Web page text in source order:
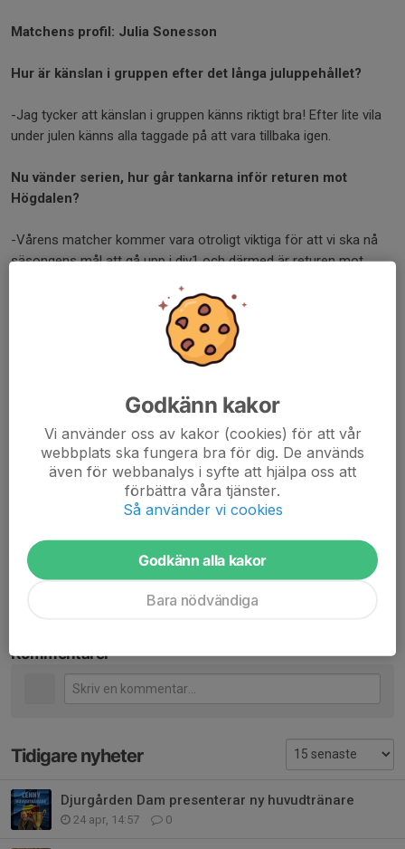
Matchens profil: Julia Sonesson
Hur är känslan i gruppen efter det långa juluppehållet?
-Jag tycker att känslan i gruppen känns riktigt bra! Efter lite vila
under julen känns alla taggade på att vara tillbaka igen.
Nu vänder serien, hur går tankarna inför returen mot
Högdalen?
-Vårens matcher kommer vara otroligt viktiga för att vi ska nå
säsongens mål att gå upp i div1 och därmed är returen mot
in och ge allt för att säkra en stark start på andra halvan av
Ni fick en jobbig start i föra matchen mot HAIS, vad skall ni
-Jag tror att vi hade en hel del nerver inför första mötet mot
HAIS i och med att det var vår seriepremiär. Trots det lyckades
vi rädda upp matchen vilket jag tycker att vi ska ta med oss
denna gång! Vi får gå in med rätt inställning och vara fokuserade
Dela nyhet
Kommentarer
Tidigare nyheter
Djurgården Dam presenterar ny huvudtränare
24 apr, 14:57 0
Godkänn kakor
Vi använder oss av kakor (cookies) för att vår
webbplats ska fungera bra för dig. De används
även för webbanalys i syfte att hjälpa oss att
förbättra våra tjänster.
Så använder vi cookies
Godkänn alla kakor
Bara nödvändiga